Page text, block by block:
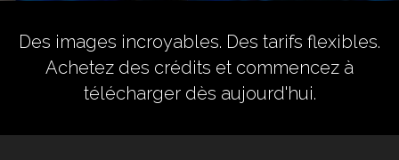
Des images incroyables. Des tarifs flexibles.
Achetez des crédits et commencez à
télécharger dès aujourd'hui.